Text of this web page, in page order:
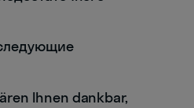
Ihnen dankbar,